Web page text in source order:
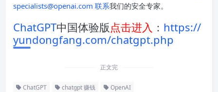
specialists@openai.com 联系我们的安全专家。
ChatGPT中国体验版点击进入 ： https://
yundongfang.com/chatgpt.php
正文完
ChatGPT chatgpt 赚钱 OpenAI